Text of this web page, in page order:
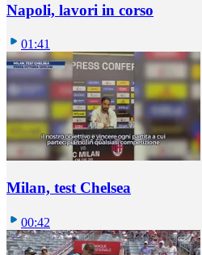
Napoli, lavori in corso
01:41
Milan, test Chelsea
00:42